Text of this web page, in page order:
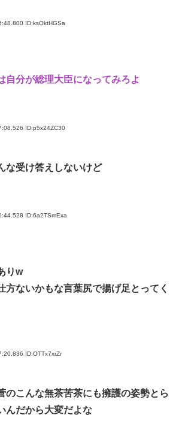
ID:ksOktHGSa
自分が総理大臣になってみろよ
ID:p5x24ZC30
な受け答えしないけど
ID:6a2TSmExa
りw
方ないかもな言葉尻で揚げ足とってく
ID:OTTx7xrZr
のこんな無茶苦茶にも擁護の姿勢とら
んだから大変だよな